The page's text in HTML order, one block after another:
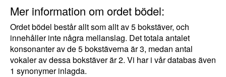
Mer information om ordet bödel:
Ordet bödel består allt som allt av 5 bokstäver, och
innehåller inte några mellanslag. Det totala antalet
konsonanter av de 5 bokstäverna är 3, medan antal
vokaler av dessa bokstäver är 2. Vi har i vår databas även
1 synonymer inlagda.